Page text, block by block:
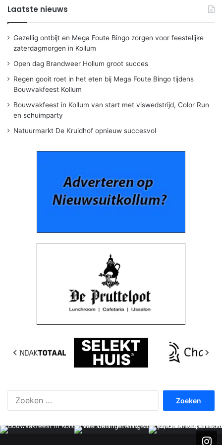
Laatste nieuws
Gezellig ontbijt en Mega Foute Bingo zorgen voor feestelijke
zaterdagmorgen in Kollum
Open dag Brandweer Hollum groot succes
Regen gooit roet in het eten bij Mega Foute Bingo tijdens
Bouwvakfeest Kollum
Bouwvakfeest in Kollum van start met viswedstrijd, Color Run
en schuimparty
Natuurmarkt De Kruidhof opnieuw succesvol